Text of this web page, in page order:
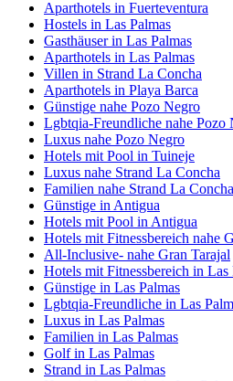
Aparthotels in Fuerteventura
Hostels in Las Palmas
Gasthäuser in Las Palmas
Aparthotels in Las Palmas
Villen in Strand La Concha
Aparthotels in Playa Barca
Günstige nahe Pozo Negro
Lgbtqia-Freundliche nahe Pozo
Luxus nahe Pozo Negro
Hotels mit Pool in Tuineje
Luxus nahe Strand La Concha
Familien nahe Strand La Concha
Günstige in Antigua
Hotels mit Pool in Antigua
Hotels mit Fitnessbereich nahe
All-Inclusive- nahe Gran Tarajal
Hotels mit Fitnessbereich in Las
Günstige in Las Palmas
Lgbtqia-Freundliche in Las
Luxus in Las Palmas
Familien in Las Palmas
Golf in Las Palmas
Strand in Las Palmas